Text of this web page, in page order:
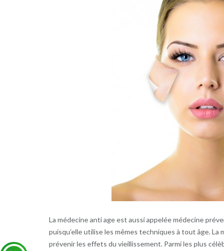
La médecine anti age est aussi appelée médecine
puisqu’elle utilise les mêmes techniques à tout âge.
prévenir les effets du vieillissement. Parmi les plus